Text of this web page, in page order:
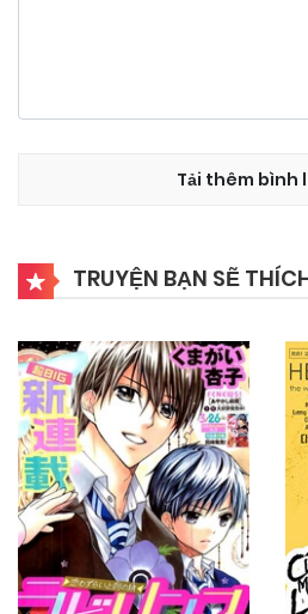
Tải thêm bình
TRUYỆN BẠN SẼ